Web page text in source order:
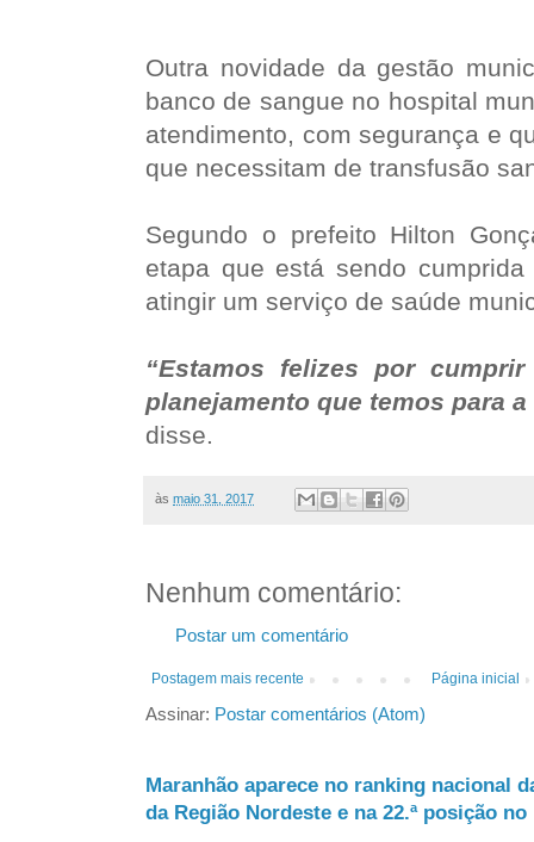
Outra novidade da gestão
banco de sangue no hospital
atendimento, com segurança e
que necessitam de transfusão
Segundo o prefeito Hilton
etapa que está sendo
atingir um serviço de saúde
“Estamos felizes por
planejamento que temos para
disse.
às maio 31, 2017
Nenhum comentário:
Postar um comentário
Postagem mais recente Página inicial
Assinar: Postar comentários (Atom)
Maranhão aparece no ranking nacional
da Região Nordeste e na 22.ª posição